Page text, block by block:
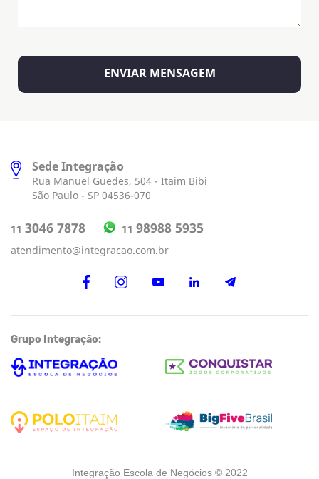
Sede Integração
Rua Manuel Guedes, 504 - Itaim Bibi
São Paulo - SP 04536-070
11 3046 7878 11 98988 5935
atendimento@integracao.com.br
Grupo Integração:
Integração Escola de Negócios © 2022